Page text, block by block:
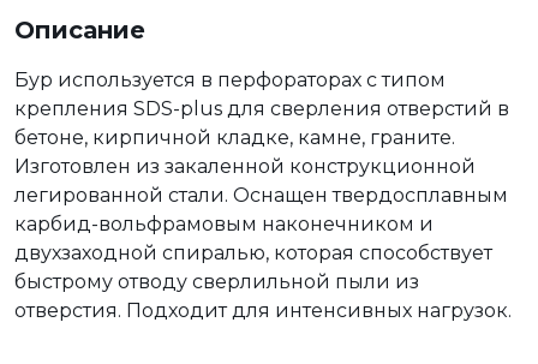
Описание
Бур используется в перфораторах с типом
крепления SDS-plus для сверления отверстий в
бетоне, кирпичной кладке, камне, граните.
Изготовлен из закаленной конструкционной
легированной стали. Оснащен твердосплавным
карбид-вольфрамовым наконечником и
двухзаходной спиралью, которая способствует
быстрому отводу сверлильной пыли из
отверстия. Подходит для интенсивных нагрузок.